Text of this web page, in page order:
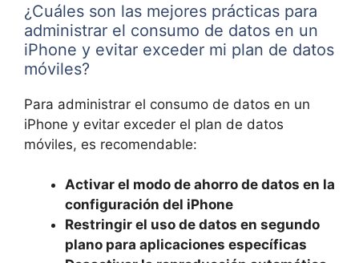
¿Cuáles son las mejores prácticas para
administrar el consumo de datos en un
iPhone y evitar exceder mi plan de datos
móviles?
Para administrar el consumo de datos en un
iPhone y evitar exceder el plan de datos
móviles, es recomendable:
Activar el modo de ahorro de datos en la
configuración del iPhone
Restringir el uso de datos en segundo
plano para aplicaciones específicas